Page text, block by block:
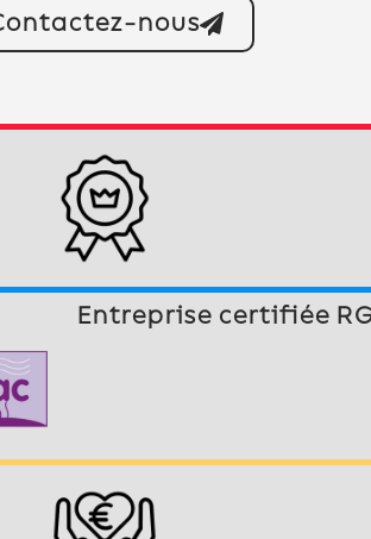
nous
Entreprise certifiée